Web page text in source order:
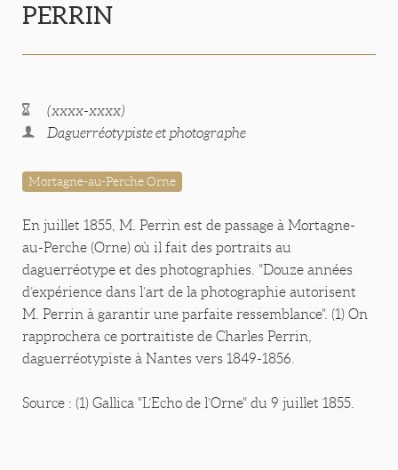
PERRIN
(xxxx-xxxx)
Daguerréotypiste et photographe
Mortagne-au-Perche Orne
En juillet 1855, M. Perrin est de passage à Mortagne-
au-Perche (Orne) où il fait des portraits au
daguerréotype et des photographies. "Douze années
d’expérience dans l’art de la photographie autorisent
M. Perrin à garantir une parfaite ressemblance". (1) On
rapprochera ce portraitiste de Charles Perrin,
daguerréotypiste à Nantes vers 1849-1856.
Source : (1) Gallica "L’Echo de l’Orne" du 9 juillet 1855.